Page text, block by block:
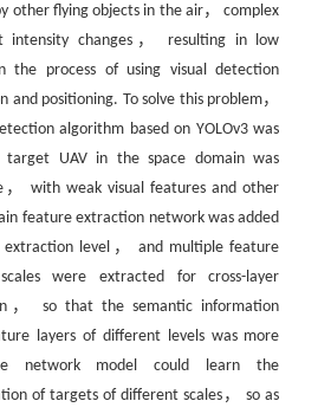
other flying objects in the air， complex
intensity changes， resulting in low
the process of using visual detection
positioning. To solve this problem，
algorithm based on YOLOv3 was
target UAV in the space domain was
， with weak visual features and other
feature extraction network was added
level， and multiple feature
were extracted for cross-layer
， so that the semantic information
layers of different levels was more
network model could learn the
of targets of different scales， so as